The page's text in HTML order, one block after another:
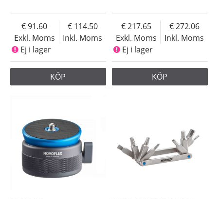
Exkl. Moms
91.60
Inkl. Moms
114.50
Ej i lager
KÖP
Exkl. Moms
217.65
Inkl. Moms
272.06
Ej i lager
KÖP